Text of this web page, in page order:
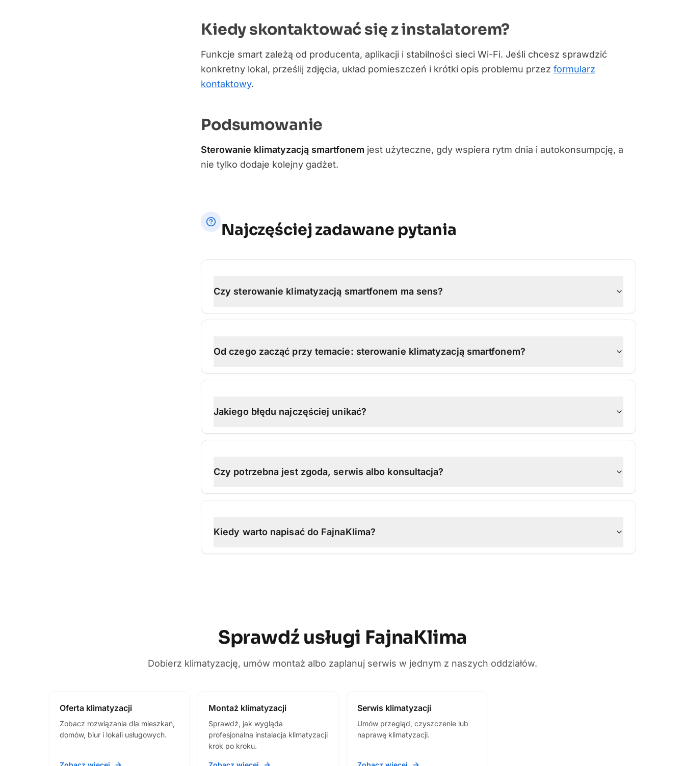
Kiedy skontaktować się z instalatorem?
Funkcje smart zależą od producenta, aplikacji i stabilności sieci Wi-Fi. Jeśli chcesz sprawdzić
konkretny lokal, prześlij zdjęcia, układ pomieszczeń i krótki opis problemu przez formularz
kontaktowy.
Podsumowanie
Sterowanie klimatyzacją smartfonem jest użyteczne, gdy wspiera rytm dnia i autokonsumpcję, a
nie tylko dodaje kolejny gadżet.
Najczęściej zadawane pytania
Czy sterowanie klimatyzacją smartfonem ma sens?
Od czego zacząć przy temacie: sterowanie klimatyzacją smartfonem?
Jakiego błędu najczęściej unikać?
Czy potrzebna jest zgoda, serwis albo konsultacja?
Kiedy warto napisać do FajnaKlima?
Sprawdź usługi FajnaKlima
Dobierz klimatyzację, umów montaż albo zaplanuj serwis w jednym z naszych oddziałów.
Oferta klimatyzacji
Zobacz rozwiązania dla mieszkań,
domów, biur i lokali usługowych.
Montaż klimatyzacji
Sprawdź, jak wygląda
profesjonalna instalacja klimatyzacji
krok po kroku.
Serwis klimatyzacji
Umów przegląd, czyszczenie lub
naprawę klimatyzacji.